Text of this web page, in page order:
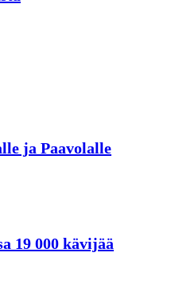
ja Paavolalle
19 000 kävijää